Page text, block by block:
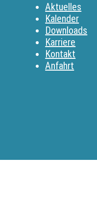
Aktuelles
Kalender
Downloads
Karriere
Kontakt
Anfahrt